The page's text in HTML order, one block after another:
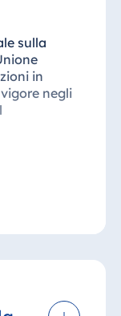
sulla
in
negli